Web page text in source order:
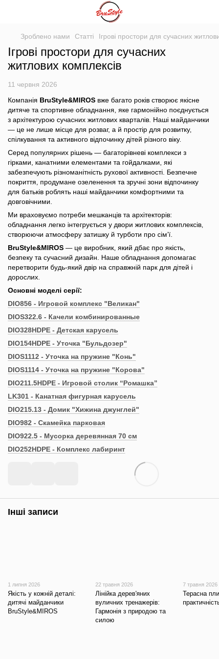
Зроблено нами Статті Ігрові простори для сучасних
Ігрові простори для сучасних
житлових комплексів
11 червня 2026
Компанія BruStyle&MIROS вже багато років створює якісне
дитяче та спортивне обладнання, яке гармонійно поєднується
з архітектурою сучасних житлових кварталів. Наші майданчики
— це не лише місце для розваг, а й простір для розвитку,
спілкування та активного відпочинку дітей різного віку.
Серед популярних рішень — багаторівневі комплекси з
гірками, канатними елементами та гойдалками, які
забезпечують різноманітність рухової активності. Безпечне
покриття, продумане озеленення та зручні зони відпочинку
для батьків роблять наші майданчики комфортними та
довговічними.
Ми враховуємо потреби мешканців та архітекторів:
обладнання легко інтегрується у двори житлових комплексів,
створюючи атмосферу затишку й турботи про сім’ї.
BruStyle&MIROS — це виробник, який дбає про якість,
безпеку та сучасний дизайн. Наше обладнання допомагає
перетворити будь-який двір на справжній парк для дітей і
дорослих.
Основні моделі серії:
DIO856 - Игровой комплекс "Великан"
DIOS322.6 - Качели комбинированные
DIO328HDPE - Детская карусель
DIO154HDPE - Уточка "Бульдозер"
DIOS1112 - Уточка на пружине "Конь"
DIOS1114 - Уточка на пружине "Корова"
DIO211.5HDPE - Игровой столик “Ромашка”
LK301 - Канатная фигурная карусель
DIO215.13 - Домик "Хижина джунглей"
DIO982 - Скамейка парковая
DIO922.5 - Мусорка деревянная 70 см
DIO252HDPE - Комплекс лабиринт
Інші записи
1 липня 2026
Якість у кожній деталі:
дитячі майданчики
BruStyle&MIROS
22 травня 2026
Лінійка дерев'яних
вуличних тренажерів:
Гармонія з природою та
силою
7 травня 2026
Терасна